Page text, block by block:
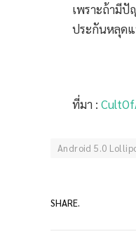
เพราะถ้ามีปั
ประกันหลุด
ที่มา :
Android 5.0
SHARE.